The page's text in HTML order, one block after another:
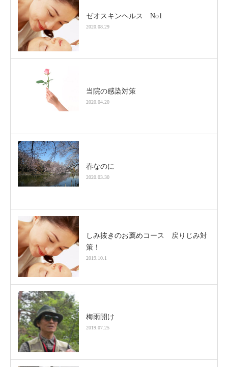
ゼオスキンヘルス No1
2020.08.29
当院の感染対策
2020.04.20
春なのに
2020.03.30
しみ抜きのお薦めコース 戻りじみ対
策！
2019.10.1
梅雨開け
2019.07.25